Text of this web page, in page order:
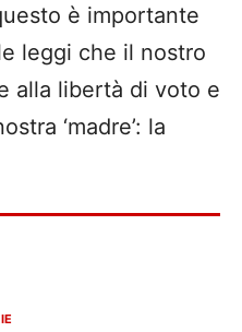
è importante
leggi che il nostro
alla libertà di voto e
‘madre’: la